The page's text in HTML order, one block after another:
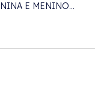
E MENINO